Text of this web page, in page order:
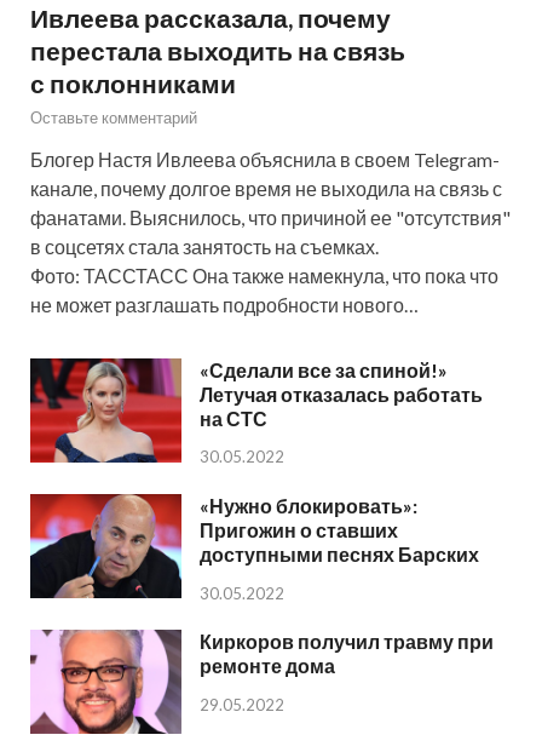
Ивлеева рассказала, почему
перестала выходить на связь
с поклонниками
Оставьте комментарий
Блогер Настя Ивлеева объяснила в своем Telegram-
канале, почему долгое время не выходила на связь с
фанатами. Выяснилось, что причиной ее "отсутствия"
в соцсетях стала занятость на съемках.
Фото: ТАССТАСС Она также намекнула, что пока что
не может разглашать подробности нового…
«Сделали все за спиной!»
Летучая отказалась работать
на СТС
30.05.2022
«Нужно блокировать»:
Пригожин о ставших
доступными песнях Барских
30.05.2022
Киркоров получил травму при
ремонте дома
29.05.2022